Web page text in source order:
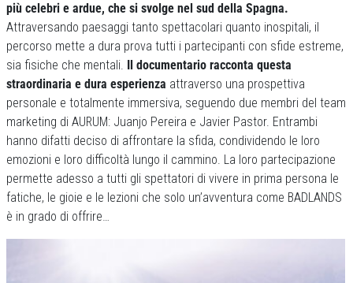
più celebri e ardue, che si svolge nel sud della Spagna.
Attraversando paesaggi tanto spettacolari quanto inospitali, il
percorso mette a dura prova tutti i partecipanti con sfide estreme,
sia fisiche che mentali. Il documentario racconta questa
straordinaria e dura esperienza attraverso una prospettiva
personale e totalmente immersiva, seguendo due membri del team
marketing di AURUM: Juanjo Pereira e Javier Pastor. Entrambi
hanno difatti deciso di affrontare la sfida, condividendo le loro
emozioni e loro difficoltà lungo il cammino. La loro partecipazione
permette adesso a tutti gli spettatori di vivere in prima persona le
fatiche, le gioie e le lezioni che solo un’avventura come BADLANDS
è in grado di offrire…